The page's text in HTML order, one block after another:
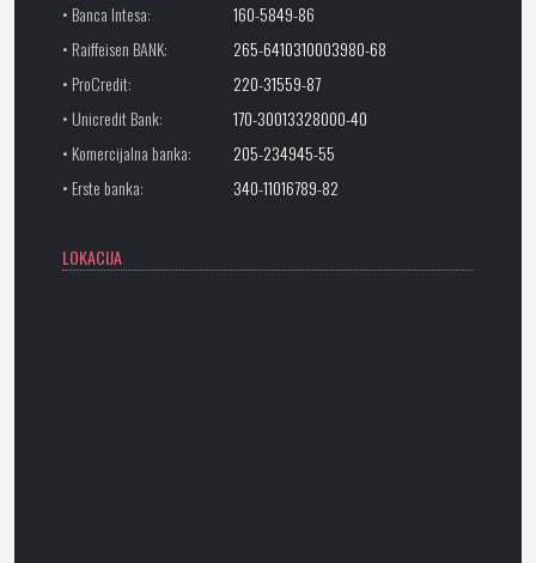
• Banca Intesa:
160-5849-86
• Raiffeisen BANK:
265-6410310003980-68
• ProCredit:
220-31559-87
• Unicredit Bank:
170-30013328000-40
• Komercijalna banka:
205-234945-55
• Erste banka:
340-11016789-82
LOKACIJA